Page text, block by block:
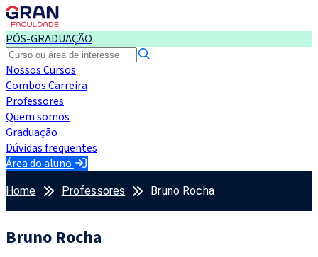
PÓS-GRADUAÇÃO
Nossos Cursos
Combos Carreira
Professores
Quem somos
Graduação
Dúvidas frequentes
Área do aluno
Home Professores Bruno Rocha
Bruno Rocha